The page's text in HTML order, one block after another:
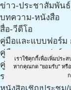
เราใช้คุกกี้เพื่อเพิ่มประ
หากคุณกด "ยอมรับ" หรื
ข่าว-ประชาสัมพันธ์
บทความ-หนังสือ
สื่อ-วีดีโอ
คู่มือและแบบฟอร์ม
คู่มือและแบบฟอร์ม
คู่มือ เอกสารฯ แล
รวมเอกสารเกี่ยวกั
หนังสือเชิญประชุม/